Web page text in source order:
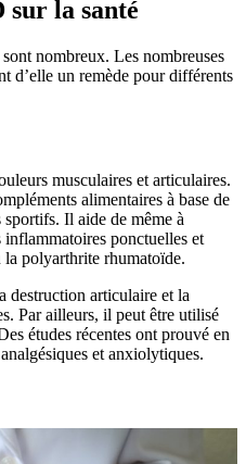
sur la santé
nombreux. Les nombreuses
d’elle un remède pour différents
musculaires et articulaires.
alimentaires à base de
Il aide de même à
ponctuelles et
polyarthrite rhumatoïde.
destruction articulaire et la
Par ailleurs, il peut être utilisé
études récentes ont prouvé en
et anxiolytiques.